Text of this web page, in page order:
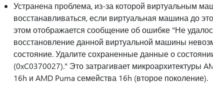
Устранена проблема, из-за которой виртуальным
восстанавливаться, если виртуальная машина до
этом отображается сообщение об ошибке "Не
восстановление данной виртуальной машины
состояние. Удалите сохраненные данные о
(0xC0370027)." Это затрагивает микроархитектуры
16h и AMD Puma семейства 16h (второе поколение).